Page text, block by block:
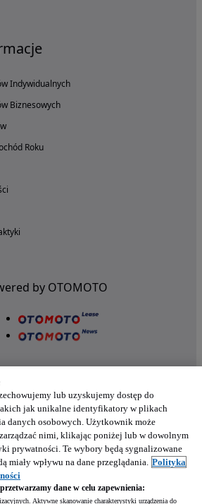
Indywidualnych
Biznesowych
Roku
by OTOMOTO
w twoim telefonie
lub uzyskujemy dostęp do
jak unikalne identyfikatory w plikach
danych osobowych. Użytkownik może
nimi, klikając poniżej lub w dowolnym
prywatności. Te wybory będą sygnalizowane
miały wpływu na dane przeglądania. Polityka
dane w celu zapewnienia:
Aktywne skanowanie charakterystyki urządzenia do